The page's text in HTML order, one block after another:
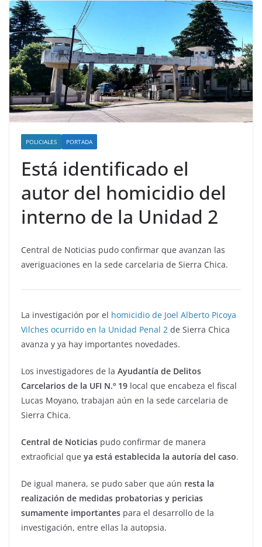
POLICIALES PORTADA
Está identificado el
autor del homicidio del
interno de la Unidad 2
Central de Noticias pudo confirmar que avanzan las
averiguaciones en la sede carcelaria de Sierra Chica.
La investigación por el homicidio de Joel Alberto Picoya
Vilches ocurrido en la Unidad Penal 2 de Sierra Chica
avanza y ya hay importantes novedades.
Los investigadores de la Ayudantía de Delitos
Carcelarios de la UFI N.º 19 local que encabeza el fiscal
Lucas Moyano, trabajan aún en la sede carcelaria de
Sierra Chica.
Central de Noticias pudo confirmar de manera
extraoficial que ya está establecida la autoría del caso.
De igual manera, se pudo saber que aún resta la
realización de medidas probatorias y pericias
sumamente importantes para el desarrollo de la
investigación, entre ellas la autopsia.